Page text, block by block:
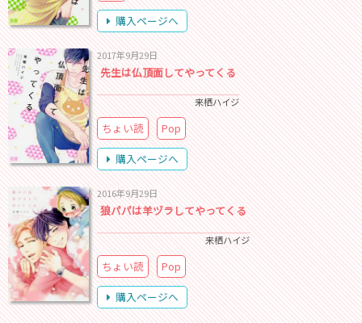
購入ページへ
2017年9月29日
先生は仏頂面してやってくる
来栖ハイジ
ちょい読
Pop
購入ページへ
2016年9月29日
狼パパは羊ヅラしてやってくる
来栖ハイジ
ちょい読
Pop
購入ページへ